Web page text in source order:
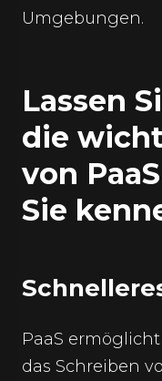
Umgebungen.
Lassen
die
von
Sie
PaaS
das Schreiben